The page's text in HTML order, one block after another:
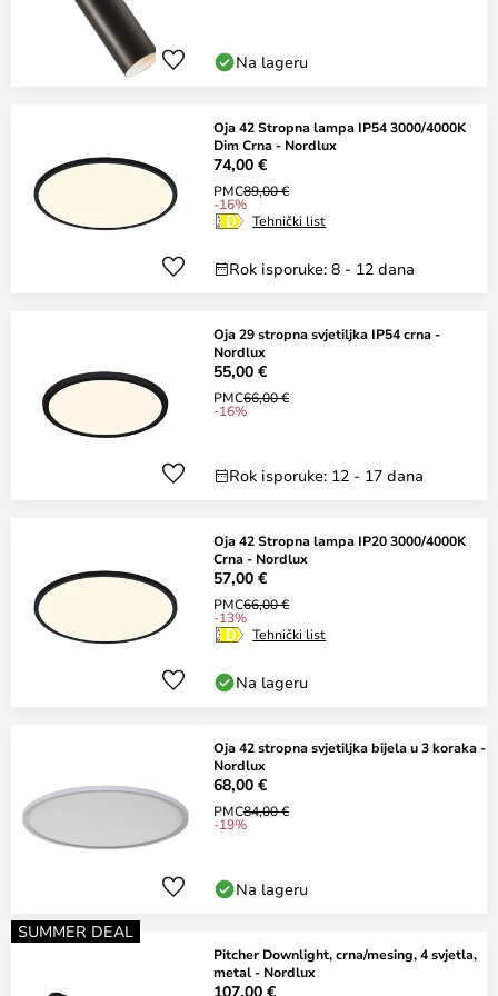
Na lageru
Oja 42 Stropna lampa IP54 3000/4000K
Dim Crna - Nordlux
74,00 €
PMC89,00 €
-16%
Tehnički list
Rok isporuke: 8 - 12 dana
Oja 29 stropna svjetiljka IP54 crna -
Nordlux
55,00 €
PMC66,00 €
-16%
Rok isporuke: 12 - 17 dana
Oja 42 Stropna lampa IP20 3000/4000K
Crna - Nordlux
57,00 €
PMC66,00 €
-13%
Tehnički list
Na lageru
Oja 42 stropna svjetiljka bijela u 3 koraka -
Nordlux
68,00 €
PMC84,00 €
-19%
Na lageru
SUMMER DEAL
Pitcher Downlight, crna/mesing, 4 svjetla,
metal - Nordlux
107,00 €